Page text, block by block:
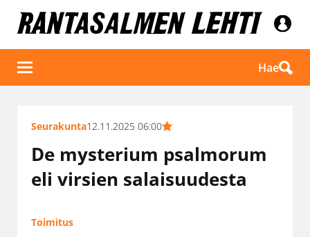
Hae
Seurakunta12.11.2025 06:00
De mysterium psalmorum
eli virsien salaisuudesta
Toimitus